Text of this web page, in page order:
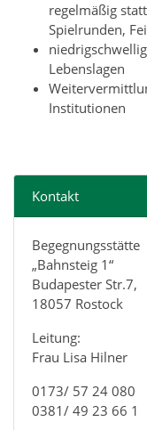
regelmäßig
Spielrunden,
Lebenslagen
Institutionen
Kontakt
Begegnungsstätte
„Bahnsteig 1“
Budapester Str.7,
18057 Rostock
Leitung:
Frau Lisa Hilner
0173/ 57 24 080
0381/ 49 23 66 1